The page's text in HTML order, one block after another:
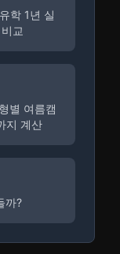
학 1년 실
교
별 여름캠
지 계산
까?